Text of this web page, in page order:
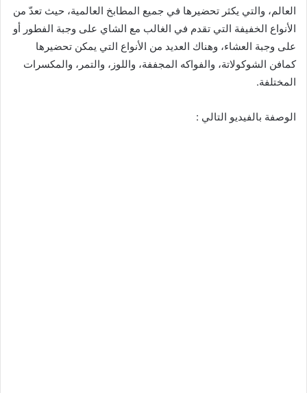
العالم، والتي يكثر تحضيرها في جميع المطابخ العالمية، حيث تعدّ من
الأنواع الخفيفة التي تقدم في الغالب مع الشاي على وجبة الفطور أو
على وجبة العشاء، وهناك العديد من الأنواع التي يمكن تحضيرها
كمافن الشوكولاتة، والفواكه المجففة، واللوز، والتمر، والمكسرات
المختلفة.
الوصفة بالفيديو التالي :